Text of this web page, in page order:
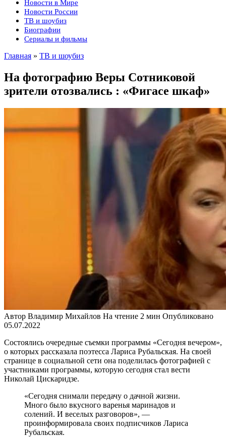
Новости в Мире
Новости России
ТВ и шоубиз
Биографии
Сериалы и фильмы
Главная » ТВ и шоубиз
На фотографию Веры Сотниковой
зрители отозвались : «Фигасе шкаф»
Автор Владимир Михайлов На чтение 2 мин Опубликовано
05.07.2022
Состоялись очередные съемки программы «Сегодня вечером»,
о которых рассказала поэтесса Лариса Рубальская. На своей
странице в социальной сети она поделилась фотографией с
участниками программы, которую сегодня стал вести
Николай Цискаридзе.
«Сегодня снимали передачу о дачной жизни.
Много было вкусного варенья маринадов и
солений. И веселых разговоров», —
проинформировала своих подписчиков Лариса
Рубальская.